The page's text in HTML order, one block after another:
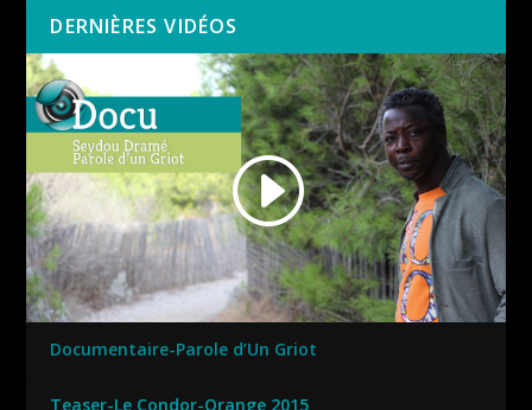
DERNIÈRES VIDÉOS
Documentaire-Parole d’Un Griot
Teaser-Le Condor-Orange 2015